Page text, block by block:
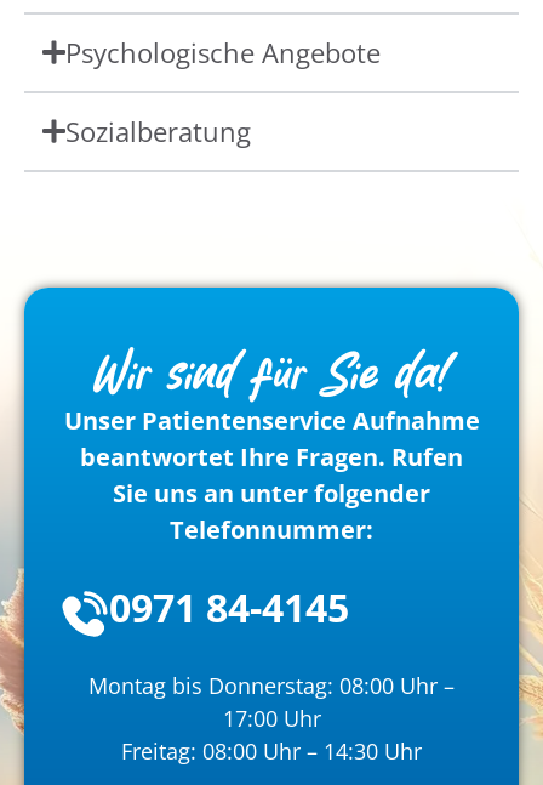
Psychologische Angebote
Sozialberatung
Wir sind für Sie da!
Unser Patientenservice Aufnahme
beantwortet Ihre Fragen. Rufen
Sie uns an unter folgender
Telefonnummer:
0971 84-4145
Montag bis Donnerstag: 08:00 Uhr –
17:00 Uhr
Freitag: 08:00 Uhr – 14:30 Uhr